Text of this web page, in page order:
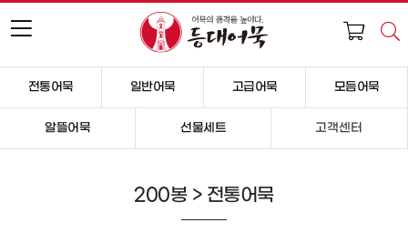
전통어묵 일반어묵 고급어묵 모듬어묵
알뜰어묵 선물세트 고객센터
200봉 > 전통어묵